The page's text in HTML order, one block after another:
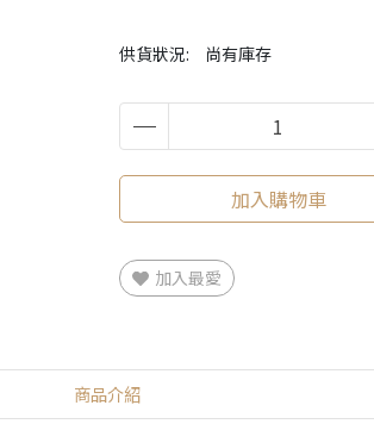
供貨狀況: 尚有庫存
加入購物車
加入最愛
商品介紹